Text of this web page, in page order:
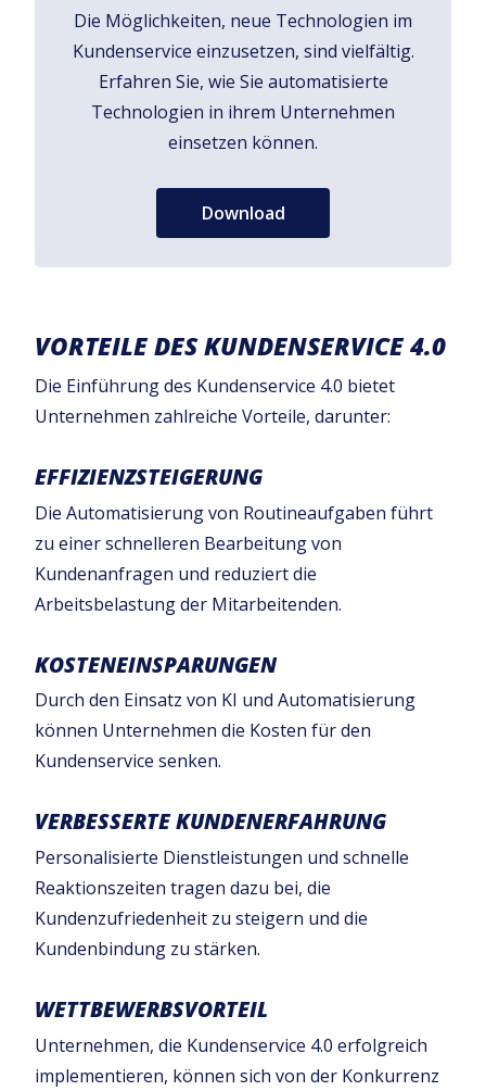
Die Möglichkeiten, neue Technologien im
Kundenservice einzusetzen, sind vielfältig.
Erfahren Sie, wie Sie automatisierte
Technologien in ihrem Unternehmen
einsetzen können.
Download
VORTEILE DES KUNDENSERVICE 4.0
Die Einführung des Kundenservice 4.0 bietet
Unternehmen zahlreiche Vorteile, darunter:
EFFIZIENZSTEIGERUNG
Die Automatisierung von Routineaufgaben führt
zu einer schnelleren Bearbeitung von
Kundenanfragen und reduziert die
Arbeitsbelastung der Mitarbeitenden.
KOSTENEINSPARUNGEN
Durch den Einsatz von KI und Automatisierung
können Unternehmen die Kosten für den
Kundenservice senken.
VERBESSERTE KUNDENERFAHRUNG
Personalisierte Dienstleistungen und schnelle
Reaktionszeiten tragen dazu bei, die
Kundenzufriedenheit zu steigern und die
Kundenbindung zu stärken.
WETTBEWERBSVORTEIL
Unternehmen, die Kundenservice 4.0 erfolgreich
implementieren, können sich von der Konkurrenz